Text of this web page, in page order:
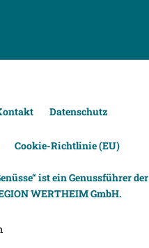
Datenschutz
Cookie-Richtlinie (EU)
ist ein Genussführer der
WERTHEIM GmbH.